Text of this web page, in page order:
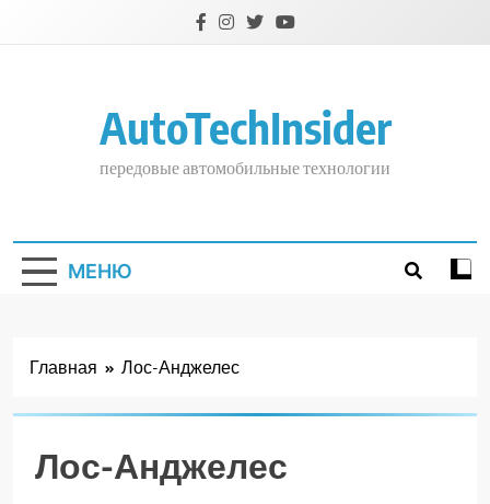
AutoTechInsider
передовые автомобильные технологии
МЕНЮ
Главная Лос-Анджелес
Лос-Анджелес